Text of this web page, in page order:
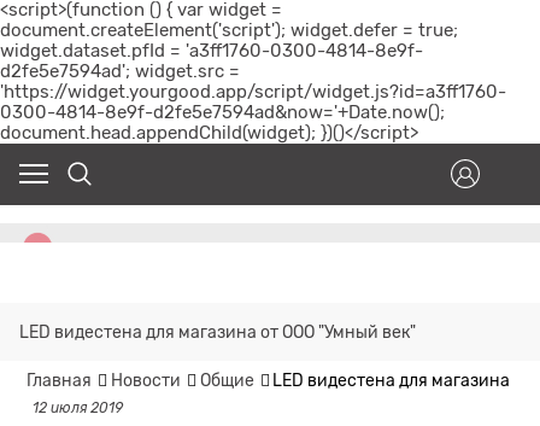
<script>(function () { var widget =
document.createElement('script'); widget.defer = true;
widget.dataset.pfId = 'a3ff1760-0300-4814-8e9f-
d2fe5e7594ad'; widget.src =
'https://widget.yourgood.app/script/widget.js?id=a3ff1760-
0300-4814-8e9f-d2fe5e7594ad&now='+Date.now();
document.head.appendChild(widget); })()</script>
LED видестена для магазина от ООО "Умный век"
Главная Новости Общие LED видестена для магазина
12 июля 2019